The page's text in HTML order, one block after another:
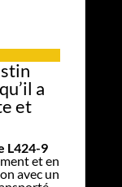
a
et
L424-9
et en
avec un